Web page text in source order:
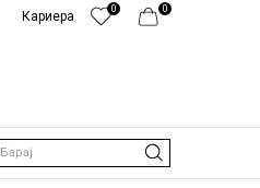
0
0
Кариера
Барај